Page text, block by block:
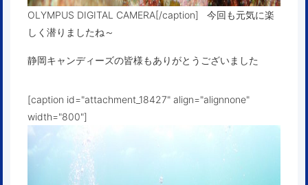
OLYMPUS DIGITAL CAMERA[/caption] 今回も元気に楽
しく潜りましたね～
静岡キャンディーズの皆様もありがとうございました
[caption id="attachment_18427" align="alignnone"
width="800"]